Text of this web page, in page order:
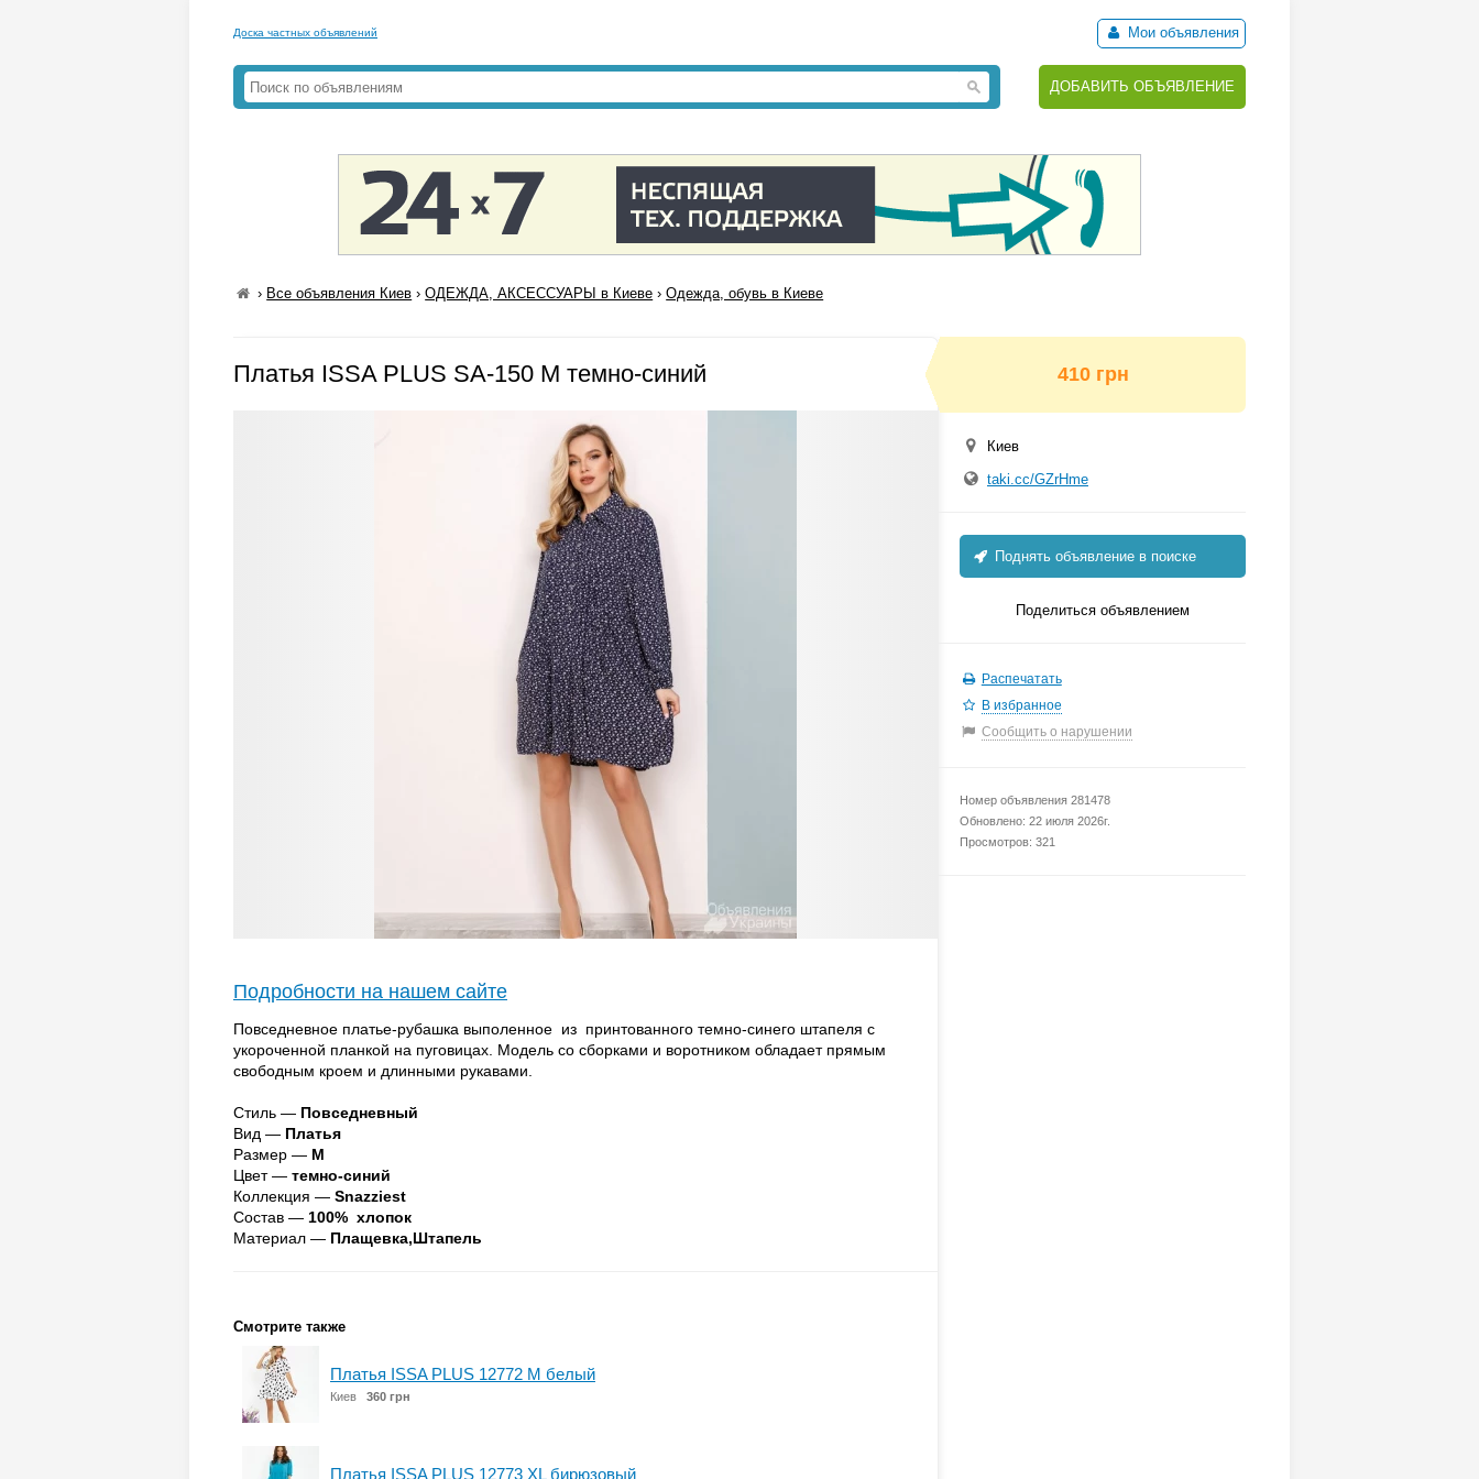
Доска частных объявлений Мои объявления
ДОБАВИТЬ ОБЪЯВЛЕНИЕ
› Все объявления Киев ›ОДЕЖДА, АКСЕССУАРЫ в Киеве ›Одежда, обувь в Киеве
Платья ISSA PLUS SA-150 M темно-синий
Подробности на нашем сайте
Повседневное платье-рубашка выполенное из принтованного темно-синего штапеля с
укороченной планкой на пуговицах. Модель со сборками и воротником обладает прямым
свободным кроем и длинными рукавами.
Стиль — Повседневный
Вид — Платья
Размер — M
Цвет — темно-синий
Коллекция — Snazziest
Состав — 100% хлопок
Материал — Плащевка,Штапель
Смотрите также
Платья ISSA PLUS 12772 M белый
Киев 360 грн
Платья ISSA PLUS 12773 XL бирюзовый
410 грн
Киев
taki.cc/GZrHme
Поднять объявление в поиске
Поделиться объявлением
Распечатать
В избранное
Сообщить о нарушении
Номер объявления 281478
Обновлено: 22 июля 2026г.
Просмотров: 321